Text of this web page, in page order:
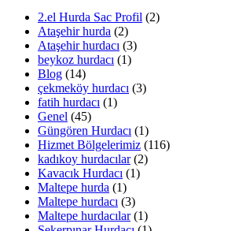
2.el Hurda Sac Profil (2)
Ataşehir hurda (2)
Ataşehir hurdacı (3)
beykoz hurdacı (1)
Blog (14)
çekmeköy hurdacı (3)
fatih hurdacı (1)
Genel (45)
Güngören Hurdacı (1)
Hizmet Bölgelerimiz (116)
kadıkoy hurdacılar(2)
Kavacık Hurdacı (1)
Maltepe hurda (1)
Maltepe hurdacı (3)
Maltepe hurdacılar(1)